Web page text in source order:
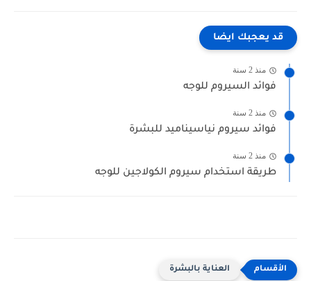
قد يعجبك ايضا
منذ 2 سنة
فوائد السيروم للوجه
منذ 2 سنة
فوائد سيروم نياسيناميد للبشرة
منذ 2 سنة
طريقة استخدام سيروم الكولاجين للوجه
العناية بالبشرة